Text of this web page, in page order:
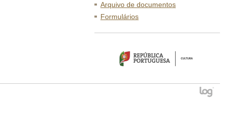
Arquivo de documentos
Formulários